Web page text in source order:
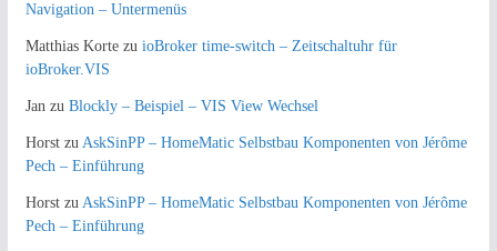
Navigation – Untermenüs
Matthias Kortezu ioBroker time-switch – Zeitschaltuhr für
ioBroker.VIS
Janzu Blockly – Beispiel – VIS View Wechsel
Horstzu AskSinPP – HomeMatic Selbstbau Komponenten von Jérôme
Pech – Einführung
Horstzu AskSinPP – HomeMatic Selbstbau Komponenten von Jérôme
Pech – Einführung